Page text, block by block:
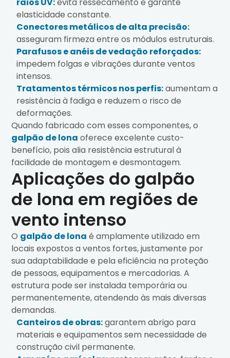
elasticidade constante.
Conectores metálicos de alta precisão:
asseguram firmeza entre os módulos estruturais.
Parafusos e anéis de vedação reforçados:
impedem folgas e vibrações durante ventos
intensos.
Tratamentos térmicos nos perfis:aumentam a
resistência à fadiga e reduzem o risco de
deformações.
Quando fabricado com esses componentes, o
galpão de lona oferece excelente custo-
benefício, pois alia resistência estrutural à
facilidade de montagem e desmontagem.
Aplicações do galpão
de lona em regiões de
vento intenso
O galpão de lona é amplamente utilizado em
locais expostos a ventos fortes, justamente por
sua adaptabilidade e pela eficiência na proteção
de pessoas, equipamentos e mercadorias. A
estrutura pode ser instalada temporária ou
permanentemente, atendendo às mais diversas
demandas.
Canteiros de obras:garantem abrigo para
materiais e equipamentos sem necessidade de
construção civil permanente.